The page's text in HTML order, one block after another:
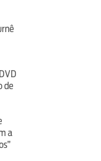
de
a